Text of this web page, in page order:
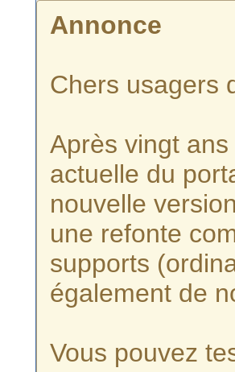
Annonce
Chers usagers
Après vingt
actuelle du
nouvelle
une refonte
supports
également de
Vous pouvez